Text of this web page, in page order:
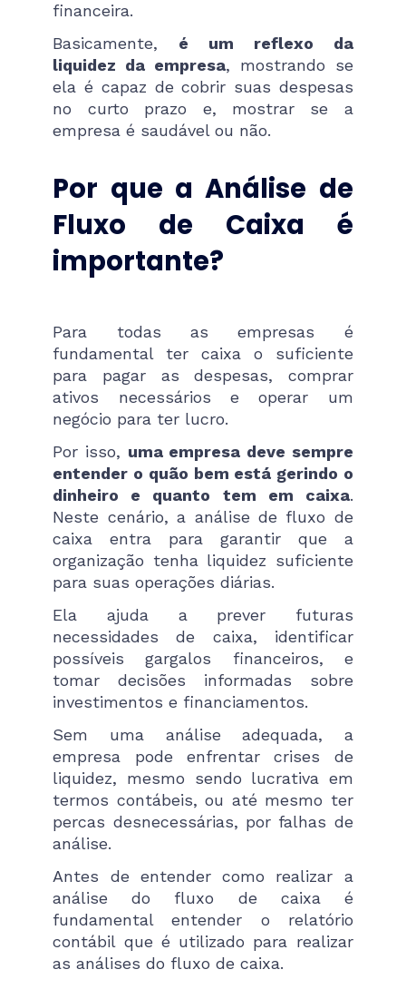
financeira.
Basicamente, é um reflexo da
liquidez da empresa, mostrando se
ela é capaz de cobrir suas despesas
no curto prazo​ e, mostrar se a
empresa é saudável ou não.
Por que a Análise de
Fluxo de Caixa é
importante?
Para todas as empresas é
fundamental ter caixa o suficiente
para pagar as despesas, comprar
ativos necessários e operar um
negócio para ter lucro.
Por isso, uma empresa deve sempre
entender o quão bem está gerindo o
dinheiro e quanto tem em caixa.
Neste cenário, a análise de fluxo de
caixa entra para garantir que a
organização tenha liquidez suficiente
para suas operações diárias.
Ela ajuda a prever futuras
necessidades de caixa, identificar
possíveis gargalos financeiros, e
tomar decisões informadas sobre
investimentos e financiamentos.
Sem uma análise adequada, a
empresa pode enfrentar crises de
liquidez, mesmo sendo lucrativa em
termos contábeis​, ou até mesmo ter
percas desnecessárias, por falhas de
análise.
Antes de entender como realizar a
análise do fluxo de caixa é
fundamental entender o relatório
contábil que é utilizado para realizar
as análises do fluxo de caixa.